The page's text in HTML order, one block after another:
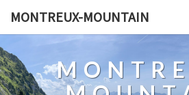
MONTREUX-MOUNTAIN